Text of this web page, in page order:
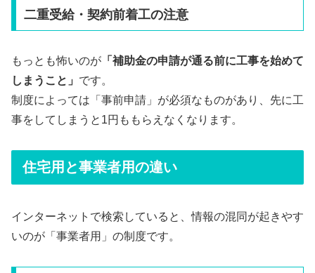
二重受給・契約前着工の注意
もっとも怖いのが 「補助金の申請が通る前に工事を始めて
しまうこと」 です。
制度によっては「事前申請」が必須なものがあり、先に工
事をしてしまうと1円ももらえなくなります。
住宅用と事業者用の違い
インターネットで検索していると、情報の混同が起きやす
いのが「事業者用」の制度です。